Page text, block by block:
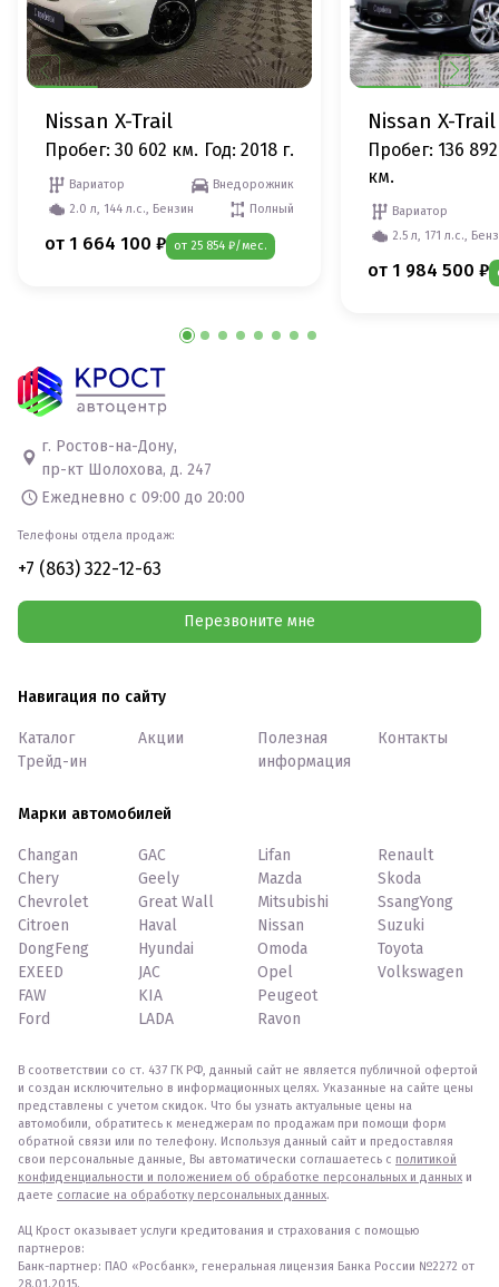
Nissan X-Trail
Пробег: 30 602 км. Год: 2018 г.
Вариатор
Внедорожник
2.0 л, 144 л.с., Бензин
Полный
от 1 664 100 ₽ от 25 854 ₽/мес.
Nissan X-Trail
Пробег: 136 892
км.
Вариатор
2.5 л, 171 л.с.,
от 1 984 500 ₽
г. Ростов-на-Дону,
пр-кт Шолохова, д. 247
Ежедневно с 09:00 до 20:00
Телефоны отдела продаж:
+7 (863) 322-12-63
Перезвоните мне
Навигация по сайту
Каталог
Трейд-ин
Акции
Полезная
информация
Контакты
Марки автомобилей
Changan
Chery
Chevrolet
Citroen
DongFeng
EXEED
FAW
Ford
GAC
Geely
Great Wall
Haval
Hyundai
JAC
KIA
LADA
Lifan
Mazda
Mitsubishi
Nissan
Omoda
Opel
Peugeot
Ravon
Renault
Skoda
SsangYong
Suzuki
Toyota
Volkswagen
В соответствии со ст. 437 ГК РФ, данный сайт не является публичной офертой
и создан исключительно в информационных целях. Указанные на сайте цены
представлены с учетом скидок. Что бы узнать актуальные цены на
автомобили, обратитесь к менеджерам по продажам при помощи форм
обратной связи или по телефону. Используя данный сайт и предоставляя
свои персональные данные, Вы автоматически соглашаетесь с политикой
конфиденциальности и положением об обработке персональных и данных и
даете согласие на обработку персональных данных.
АЦ Крост оказывает услуги кредитования и страхования с помощью
партнеров:
Банк-партнер: ПАО «Росбанк», генеральная лицензия Банка России №2272 от